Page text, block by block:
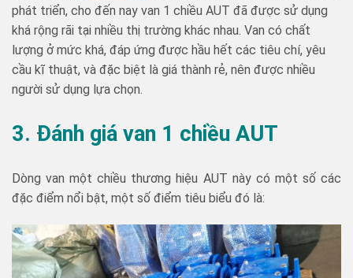
phát triển, cho đến nay van 1 chiều AUT đã được sử dụng
khá rộng rãi tại nhiều thị trường khác nhau. Van có chất
lượng ở mức khá, đáp ứng được hầu hết các tiêu chí, yêu
cầu kĩ thuật, và đặc biệt là giá thành rẻ, nên được nhiều
người sử dụng lựa chọn.
3. Đánh giá van 1 chiều AUT
Dòng van một chiều thương hiệu AUT này có một số các
đặc điểm nổi bật, một số điểm tiêu biểu đó là: